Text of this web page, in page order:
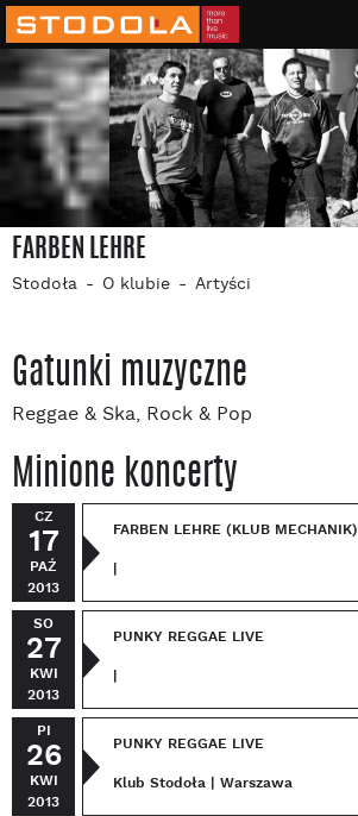
FARBEN LEHRE
Stodoła O klubie Artyści
Gatunki muzyczne
Reggae & Ska, Rock & Pop
Minione koncerty
CZ
17
PAŹ
2013
FARBEN LEHRE (KLUB MECHANIK)
SO
27
KWI
2013
PUNKY REGGAE LIVE
PI
26
KWI
2013
PUNKY REGGAE LIVE
Klub Stodoła | Warszawa